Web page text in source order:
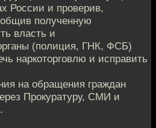
России и проверив,
полученную
власть и
(полиция, ГНК, ФСБ)
наркоторговлю и исправить
на обращения граждан
Прокуратуру, СМИ и